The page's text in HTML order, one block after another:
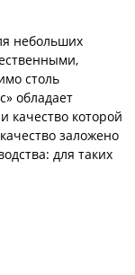
небольших
столь
обладает
качество которой
заложено
для таких